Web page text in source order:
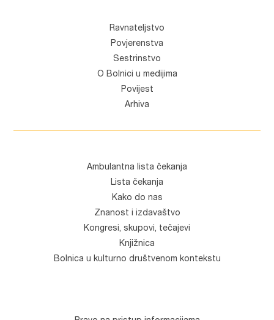
Ravnateljstvo
Povjerenstva
Sestrinstvo
O Bolnici u medijima
Povijest
Arhiva
Ambulantna lista čekanja
Lista čekanja
Kako do nas
Znanost i izdavaštvo
Kongresi, skupovi, tečajevi
Knjižnica
Bolnica u kulturno društvenom kontekstu